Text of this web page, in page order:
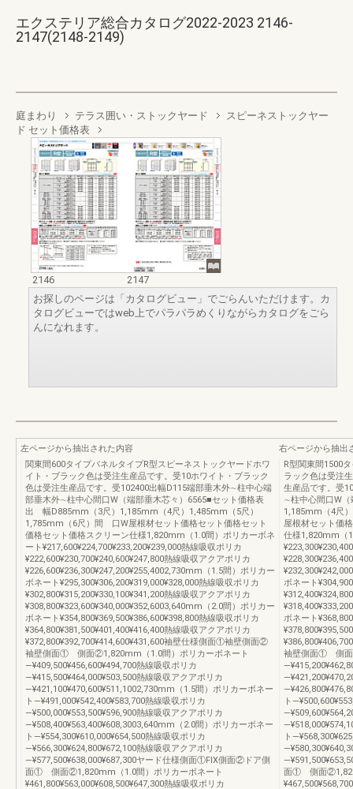
エクステリア総合カタログ2022-2023 2146-
2147(2148-2149)
庭まわり テラス囲い・ストックヤード
スピーネストックヤー
ド セット価格表
2146
2147
お探しのページは「カタログビュー」でごらんいただけます。カ
タログビューではweb上でパラパラめくりながらカタログをごら
んになれます。
左ページから抽出された内容
関東間600タイプパネルタイプR型スピーネストックヤードホワ
イト・ブラック色は受注生産品です。受10ホワイト・ブラック
色は受注生産品です。受102400出幅D115端部垂木外∼柱中心端
部垂木外∼柱中心間口W（端部垂木芯々）6565■セット価格表
出 幅D885mm（3尺）1,185mm（4尺）1,485mm（5尺）
1,785mm（6尺）間 口W屋根材セット価格セット価格セット
価格セット価格スクリーン仕様1,820mm（1.0間）ポリカーボネ
ート¥217,600¥224,700¥233,200¥239,000熱線吸収ポリカ
¥222,600¥230,700¥240,600¥247,800熱線吸収アクアポリカ
¥226,600¥236,300¥247,200¥255,4002,730mm（1.5間）ポリカー
ボネート¥295,300¥306,200¥319,000¥328,000熱線吸収ポリカ
¥302,800¥315,200¥330,100¥341,200熱線吸収アクアポリカ
¥308,800¥323,600¥340,000¥352,6003,640mm（2.0間）ポリカー
ボネート¥354,800¥369,500¥386,600¥398,800熱線吸収ポリカ
¥364,800¥381,500¥401,400¥416,400熱線吸収アクアポリカ
¥372,800¥392,700¥414,600¥431,600袖壁仕様側面①袖壁側面②
袖壁側面① 側面②1,820mm（1.0間）ポリカーボネート
―¥409,500¥456,600¥494,700熱線吸収ポリカ
―¥415,500¥464,000¥503,500熱線吸収アクアポリカ
―¥421,100¥470,600¥511,1002,730mm（1.5間）ポリカーボネー
ト―¥491,000¥542,400¥583,700熱線吸収ポリカ
―¥500,000¥553,500¥596,900熱線吸収アクアポリカ
―¥508,400¥563,400¥608,3003,640mm（2.0間）ポリカーボネー
ト―¥554,300¥610,000¥654,500熱線吸収ポリカ
―¥566,300¥624,800¥672,100熱線吸収アクアポリカ
―¥577,500¥638,000¥687,300ヤード仕様側面①FIX側面②ドア側
面① 側面②1,820mm（1.0間）ポリカーボネート
¥461,800¥563,000¥608,500¥647,300熱線吸収ポリカ
右ページから抽出
R型関東間1500
ラック色は受注
生産品です。受
∼柱中心間口W
1,185mm（4尺
屋根材セット価
仕様1,820mm（
ボネート
ボネート
袖壁側面① 側面
ト
ト
面① 側面